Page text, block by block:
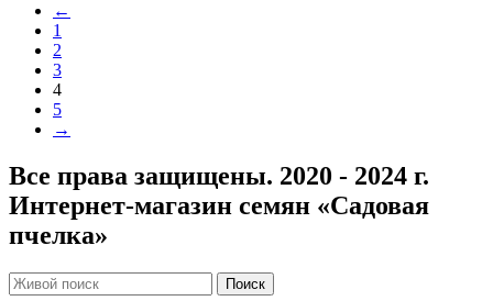
←
1
2
3
4
5
→
Все права защищены. 2020 - 2024 г.
Интернет-магазин семян «Садовая
пчелка»
Поиск